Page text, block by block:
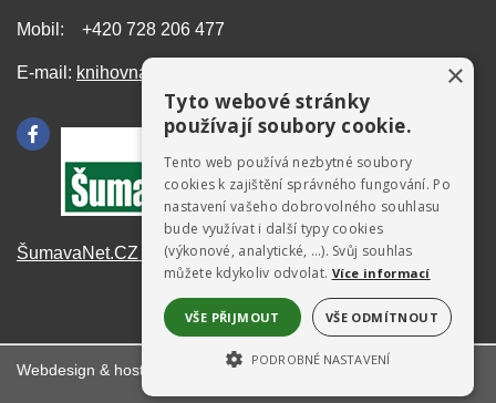
Mobil: +420 728 206 477
E-mail: knihovna@stachy.net
ŠumavaNet.CZ - informace o regionu
Webdesign & hosting: ŠumavaNet.CZ
×
Tyto webové stránky
používají soubory cookie.
Tento web používá nezbytné soubory
cookies k zajištění správného fungování. Po
nastavení vašeho dobrovolného souhlasu
bude využívat i další typy cookies
(výkonové, analytické, …). Svůj souhlas
můžete kdykoliv odvolat. Více informací
VŠE PŘIJMOUT VŠE ODMÍTNOUT
PODROBNÉ NASTAVENÍ
NEZBYTNĚ NUTNÉ SOUBORY